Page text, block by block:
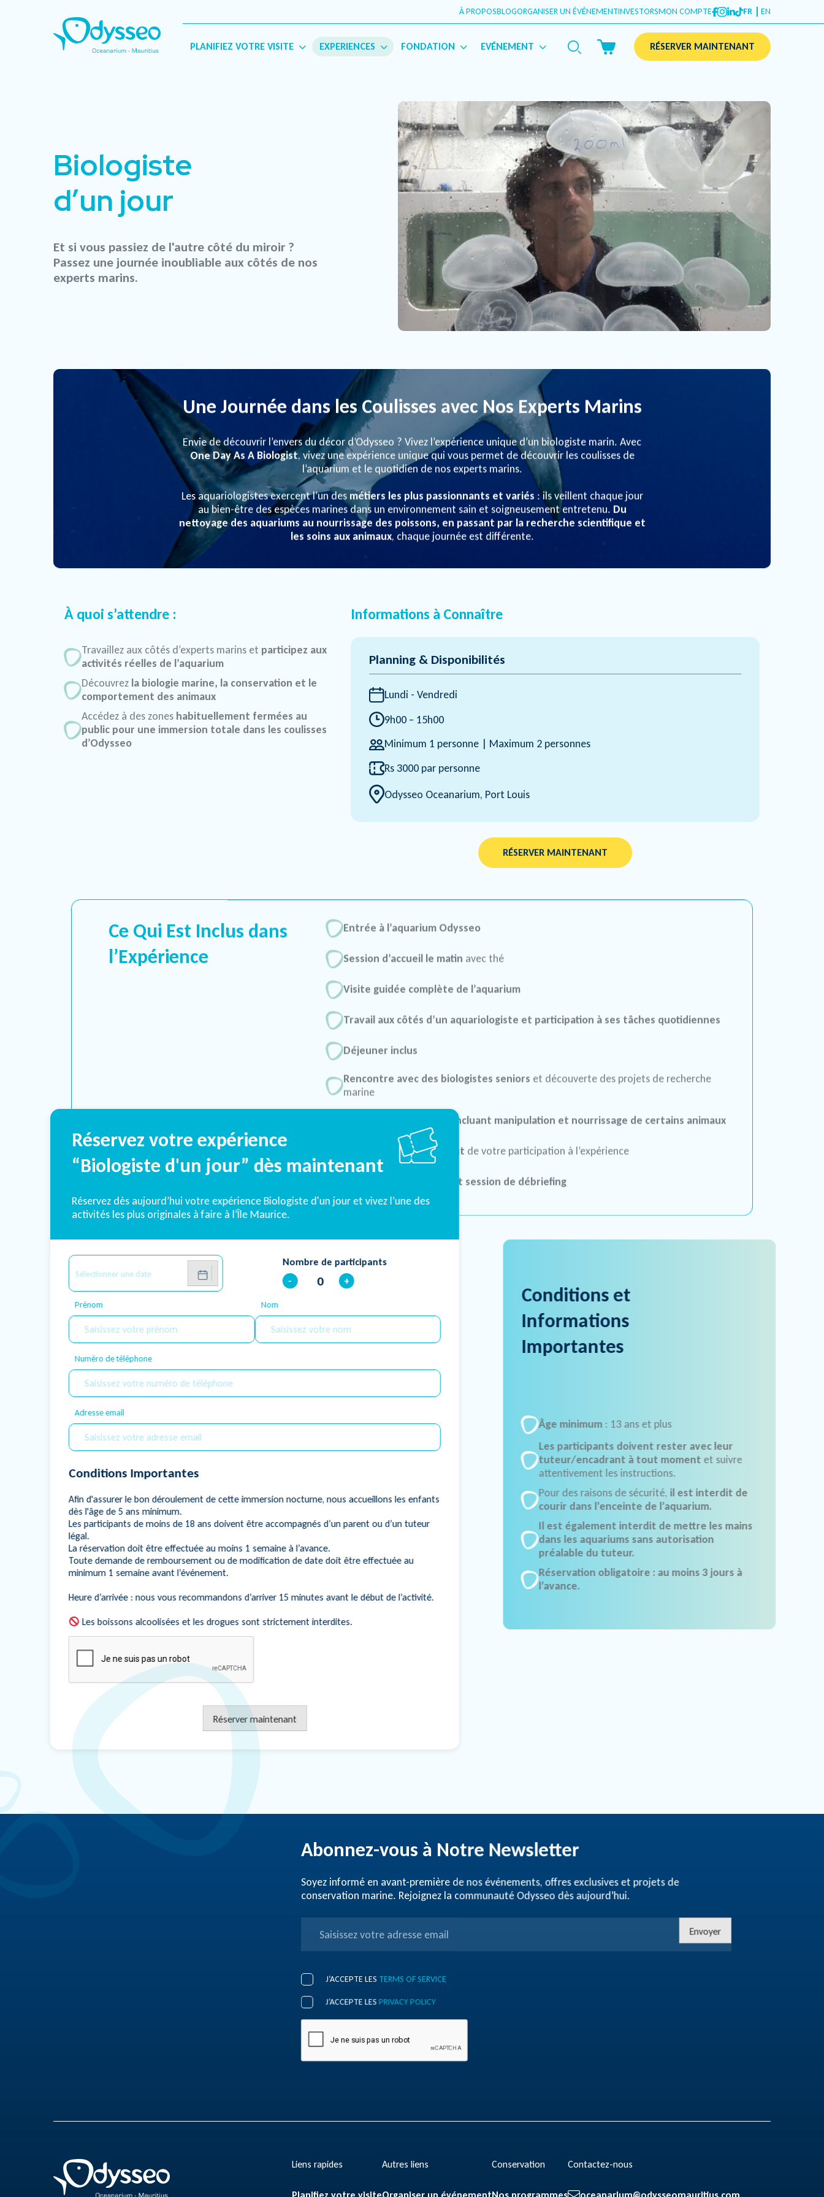
À PROPOSBLOGORGANISER UN ÉVÉNEMENTINVESTORSMON COMPTE FR EN
PLANIFIEZ VOTRE VISITE EXPERIENCES FONDATION EVÉNEMENT RÉSERVER MAINTENANT
Biologiste
d’un jour
Et si vous passiez de l'autre côté du miroir ?
Passez une journée inoubliable aux côtés de nos
experts marins.
Une Journée dans les Coulisses avec Nos Experts Marins
Envie de découvrir l’envers du décor d’Odysseo ? Vivez l’expérience unique d’un biologiste marin. Avec
One Day As A Biologist, vivez une expérience unique qui vous permet de découvrir les coulisses de
l’aquarium et le quotidien de nos experts marins.
Les aquariologistes exercent l’un des métiers les plus passionnants et variés : ils veillent chaque jour
au bien-être des espèces marines dans un environnement sain et soigneusement entretenu. Du
nettoyage des aquariums au nourrissage des poissons, en passant par la recherche scientifique et
les soins aux animaux, chaque journée est différente.
À quoi s’attendre :
Travaillez aux côtés d’experts marins et participez aux
activités réelles de l’aquarium
Découvrez la biologie marine, la conservation et le
comportement des animaux
Accédez à des zones habituellement fermées au
public pour une immersion totale dans les coulisses
d’Odysseo
Informations à Connaître
Planning & Disponibilités
Lundi - Vendredi
9h00 – 15h00
Minimum 1 personne | Maximum 2 personnes
Rs 3000 par personne
Odysseo Oceanarium, Port Louis
RÉSERVER MAINTENANT
Ce Qui Est Inclus dans
l’Expérience
Entrée à l’aquarium Odysseo
Session d’accueil le matin avec thé
Visite guidée complète de l’aquarium
Travail aux côtés d’un aquariologiste et participation à ses tâches quotidiennes
Déjeuner inclus
Rencontre avec des biologistes seniors et découverte des projets de recherche
marine
Expérience interactive incluant manipulation et nourrissage de certains animaux
Diplôme officiel attestant de votre participation à l’expérience
Pause thé l’après-midi et session de débriefing
Réservez votre expérience
“Biologiste d'un jour” dès maintenant
Réservez dès aujourd’hui votre expérience Biologiste d'un jour et vivez l’une des
activités les plus originales à faire à l’Île Maurice.
Nombre de participants
-
+
Name
Prénom Nom
Numéro de téléphone
Adresse email
Conditions Importantes
Afin d'assurer le bon déroulement de cette immersion nocturne, nous accueillons les enfants
dès l'âge de 5 ans minimum.
Les participants de moins de 18 ans doivent être accompagnés d’un parent ou d’un tuteur
légal.
La réservation doit être effectuée au moins 1 semaine à l’avance.
Toute demande de remboursement ou de modification de date doit être effectuée au
minimum 1 semaine avant l’événement.
Heure d’arrivée : nous vous recommandons d’arriver 15 minutes avant le début de l’activité.
Les boissons alcoolisées et les drogues sont strictement interdites.
Réserver maintenant
Conditions et
Informations
Importantes
Âge minimum : 13 ans et plus
Les participants doivent rester avec leur
tuteur/encadrant à tout moment et suivre
attentivement les instructions.
Pour des raisons de sécurité, il est interdit de
courir dans l’enceinte de l’aquarium.
Il est également interdit de mettre les mains
dans les aquariums sans autorisation
préalable du tuteur.
Réservation obligatoire : au moins 3 jours à
l’avance.
Abonnez-vous à Notre Newsletter
Soyez informé en avant-première de nos événements, offres exclusives et projets de
conservation marine. Rejoignez la communauté Odysseo dès aujourd’hui.
J’ACCEPTE LES TERMS OF SERVICE
J’ACCEPTE LES PRIVACY POLICY
Envoyer
Liens rapides Autres liens Conservation Contactez-nous
Français